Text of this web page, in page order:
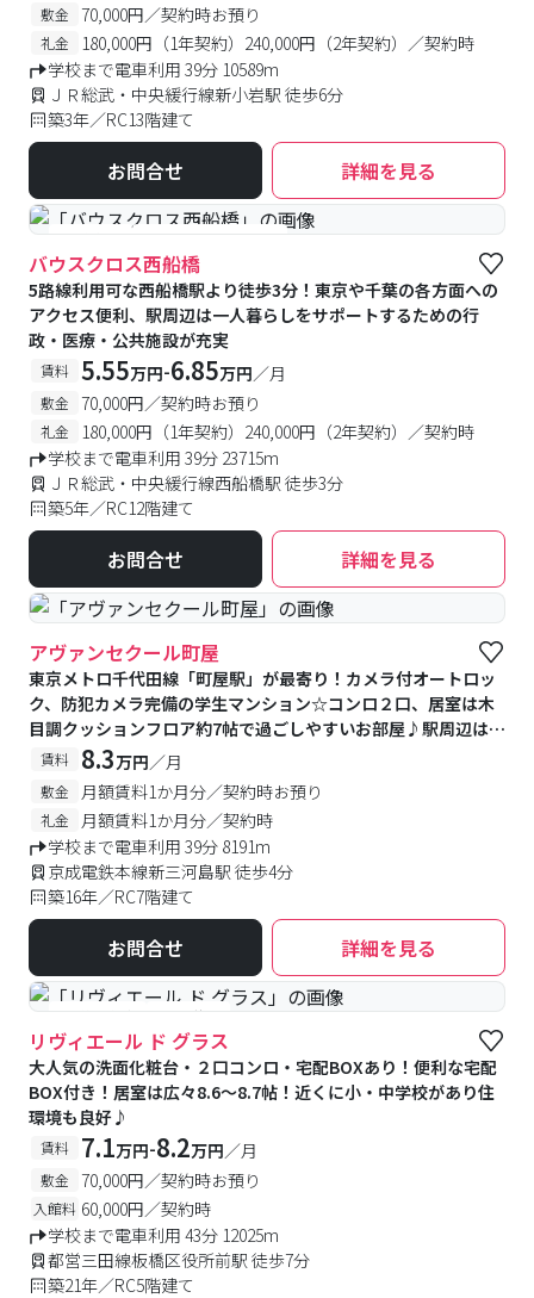
敷金 70,000円／契約時お預り
礼金
180,000円（1年契約）240,000円（2年契約）／契約時
学校まで電車利用 39分 10589m
ＪＲ総武・中央緩行線新小岩駅 徒歩6分
築3年／RC13階建て
お問合せ 詳細を見る
#食事付き #女性専用フロアあり
バウスクロス西船橋
5路線利用可な西船橋駅より徒歩3分！東京や千葉の各方面への
アクセス便利、駅周辺は一人暮らしをサポートするための行
政・医療・公共施設が充実
賃料 5.55万円-6.85万円／月
敷金 70,000円／契約時お預り
礼金
180,000円（1年契約）240,000円（2年契約）／契約時
学校まで電車利用 39分 23715m
ＪＲ総武・中央緩行線西船橋駅 徒歩3分
築5年／RC12階建て
お問合せ 詳細を見る
アヴァンセクール町屋
東京メトロ千代田線「町屋駅」が最寄り！カメラ付オートロッ
ク、防犯カメラ完備の学生マンション☆コンロ２口、居室は木
目調クッションフロア約7帖で過ごしやすいお部屋♪駅周辺はお
店多数！物件は落ち着いた住宅地エリアに立地
賃料 8.3万円／月
敷金 月額賃料1か月分／契約時お預り
礼金
月額賃料1か月分／契約時
学校まで電車利用 39分 8191m
京成電鉄本線新三河島駅 徒歩4分
築16年／RC7階建て
お問合せ 詳細を見る
#予約受付中 #空室待ち
リヴィエール ド グラス
大人気の洗面化粧台・２口コンロ・宅配BOXあり！便利な宅配
BOX付き！居室は広々8.6〜8.7帖！近くに小・中学校があり住
環境も良好♪
賃料 7.1万円-8.2万円／月
敷金 70,000円／契約時お預り
入館料 60,000円／契約時
学校まで電車利用 43分 12025m
都営三田線板橋区役所前駅 徒歩7分
築21年／RC5階建て